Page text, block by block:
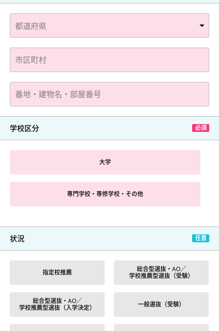
学校区分
大学
専門学校・専修学校・その他
状況
指定校推薦
総合型選抜・AO／
学校推薦型選抜（受験）
総合型選抜・AO／
学校推薦型選抜（入学決定）
一般選抜（受験）